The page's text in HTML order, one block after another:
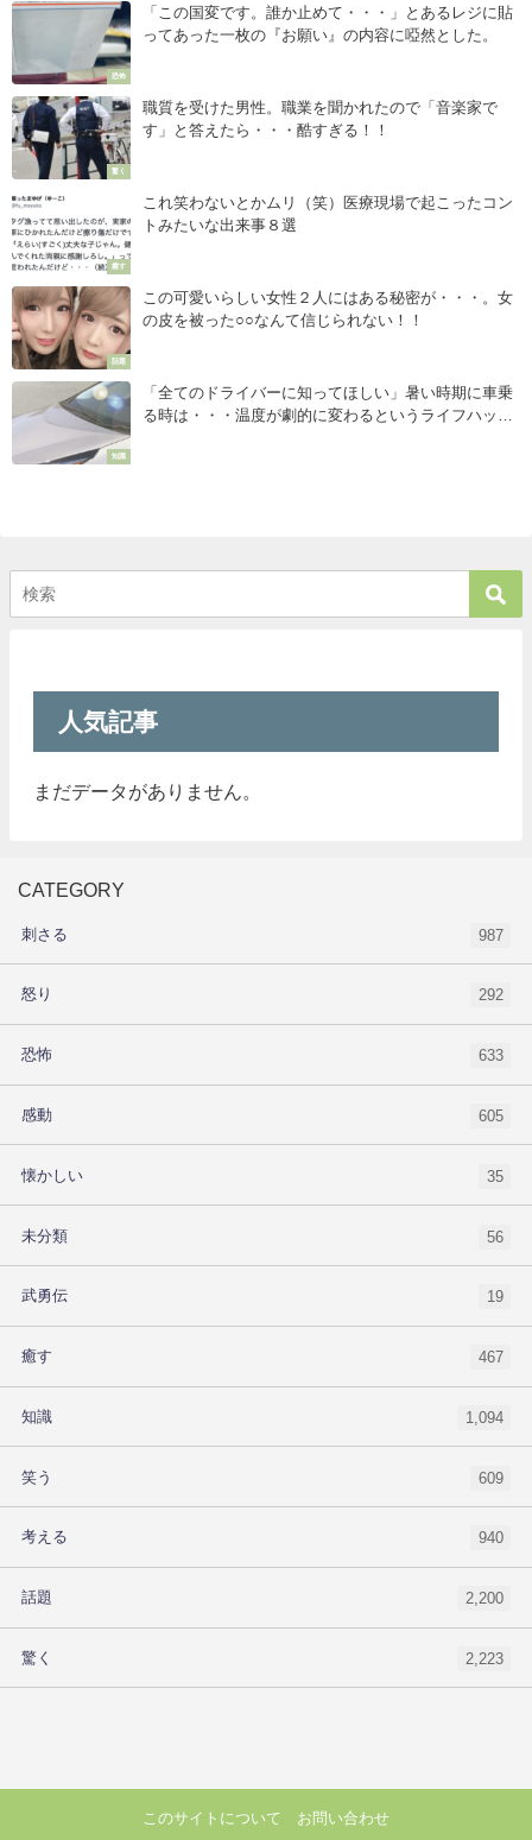
恐怖
「この国変です。誰か止めて・・・」とあるレジに貼
ってあった一枚の『お願い』の内容に啞然とした。
驚く
職質を受けた男性。職業を聞かれたので「音楽家で
す」と答えたら・・・酷すぎる！！
癒す
これ笑わないとかムリ（笑）医療現場で起こったコン
トみたいな出来事８選
話題
この可愛いらしい女性２人にはある秘密が・・・。女
の皮を被った○○なんて信じられない！！
知識
「全てのドライバーに知ってほしい」暑い時期に車乗
る時は・・・温度が劇的に変わるというライフハック
人気記事
まだデータがありません。
CATEGORY
刺さる 987
怒り 292
恐怖 633
感動 605
懐かしい 35
未分類 56
武勇伝 19
癒す 467
知識 1,094
笑う 609
考える 940
話題 2,200
驚く 2,223
このサイトについて お問い合わせ